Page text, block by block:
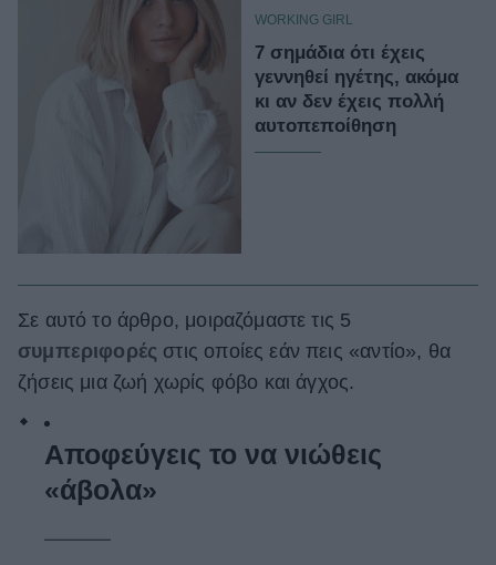
WORKING GIRL
7 σημάδια ότι έχεις
γεννηθεί ηγέτης, ακόμα
κι αν δεν έχεις πολλή
αυτοπεποίθηση
Σε αυτό το άρθρο, μοιραζόμαστε τις 5
συμπεριφορές στις οποίες εάν πεις «αντίο», θα
ζήσεις μια ζωή χωρίς φόβο και άγχος.
Αποφεύγεις το να νιώθεις
«άβολα»